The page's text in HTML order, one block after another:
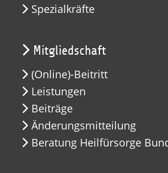
Spezialkräfte
Mitgliedschaft
(Online)-Beitritt
Leistungen
Beiträge
Änderungsmitteilung
Beratung Heilfürsorge